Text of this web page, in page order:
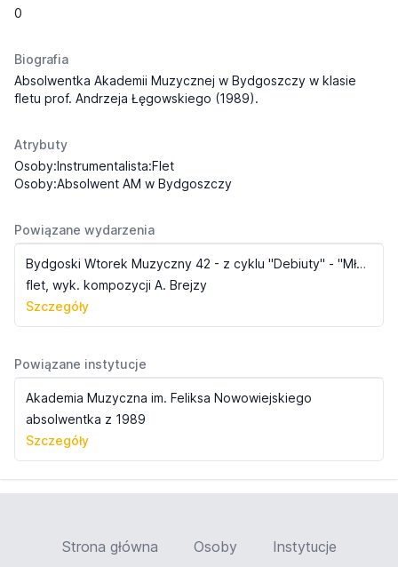
0
Biografia
Absolwentka Akademii Muzycznej w Bydgoszczy w klasie
fletu prof. Andrzeja Łęgowskiego (1989).
Atrybuty
Osoby:Instrumentalista:Flet
Osoby:Absolwent AM w Bydgoszczy
Powiązane wydarzenia
Bydgoski Wtorek Muzyczny 42 - z cyklu "Debiuty" - "Młodzi kompozytorzy Bydgoszczy
flet, wyk. kompozycji A. Brejzy
Szczegóły
Powiązane instytucje
Akademia Muzyczna im. Feliksa Nowowiejskiego
absolwentka z 1989
Szczegóły
Strona główna Osoby Instytucje